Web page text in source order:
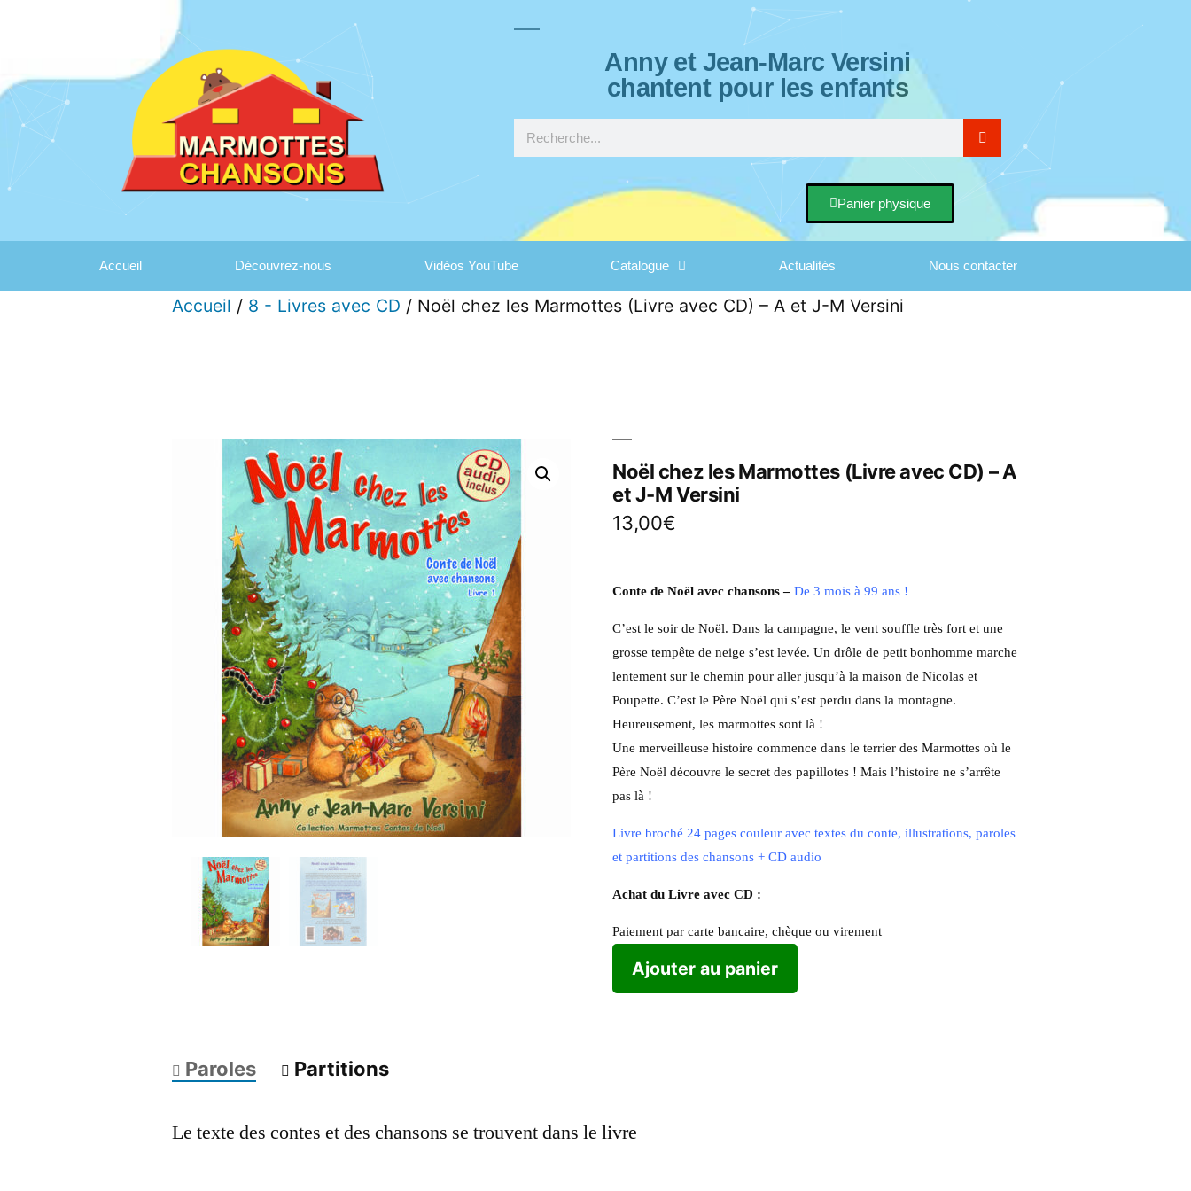
Anny et Jean-Marc Versini
chantent pour les enfants
Panier physique
Accueil Découvrez-nous Vidéos YouTube Catalogue Actualités Nous contacter
Accueil / 8 - Livres avec CD / Noël chez les Marmottes (Livre avec CD) – A et J-M Versini
Noël chez les Marmottes (Livre avec CD) – A
et J-M Versini
13,00€
Conte de Noël avec chansons –De 3 mois à 99 ans !
C’est le soir de Noël. Dans la campagne, le vent souffle très fort et une
grosse tempête de neige s’est levée. Un drôle de petit bonhomme marche
lentement sur le chemin pour aller jusqu’à la maison de Nicolas et
Poupette. C’est le Père Noël qui s’est perdu dans la montagne.
Heureusement, les marmottes sont là !
Une merveilleuse histoire commence dans le terrier des Marmottes où le
Père Noël découvre le secret des papillotes ! Mais l’histoire ne s’arrête
pas là !
Livre broché 24 pages couleur avec textes du conte, illustrations, paroles
et partitions des chansons + CD audio
Achat du Livre avec CD :
Paiement par carte bancaire, chèque ou virement
Ajouter au panier
Paroles Partitions
Le texte des contes et des chansons se trouvent dans le livre